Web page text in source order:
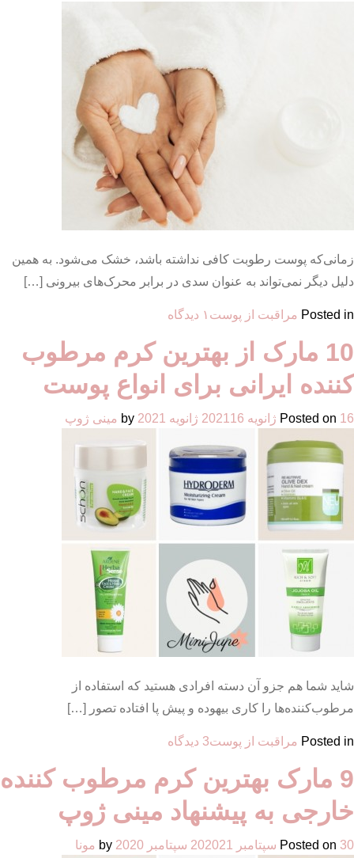
زمانی‌که پوست رطوبت کافی نداشته باشد، خشک می‌شود. به همین
دلیل دیگر نمی‌تواند به عنوان سدی در برابر محرک‌های بیرونی […]
Posted in مراقبت از پوست ۱ دیدگاه
مارک
معتبر
برای
بهترین
مرطوب
کننده
پوست
خشک
حساس
10 مارک از بهترین کرم مرطوب
کننده ایرانی برای انواع پوست
Posted on 16 ژانویه 2021 16 ژانویه 2021 مینی ژوپ
شاید شما هم جزو آن دسته افرادی هستید که استفاده از
مرطوب‌کننده‌ها را کاری بیهوده و پیش پا افتاده تصور […]
Posted in مراقبت از پوست3 دیدگاه
مارک
از
بهترین
مرطوب
9 مارک بهترین کرم مرطوب کننده
خارجی به پیشنهاد مینی ژوپ
Posted on 30 سپتامبر 2020 21 سپتامبر 2020 مونا